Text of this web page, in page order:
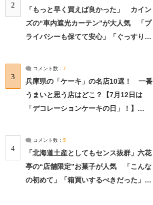
2
「もっと早く買えば良かった」 カイン
ズの“車内遮光カーテン”が大人気 「プ
ライバシーも保てて安心」「ぐっすり眠
3
コメント数： 7
兵庫県の「ケーキ」の名店10選！ 一番
うまいと思う店はどこ？【7月12日は
「デコレーションケーキの日」！】
4
コメント数： 5
「北海道土産としてもセンス抜群」六花
亭の“店舗限定”お菓子が人気 「こんな
の初めて」「箱買いするべきだった」